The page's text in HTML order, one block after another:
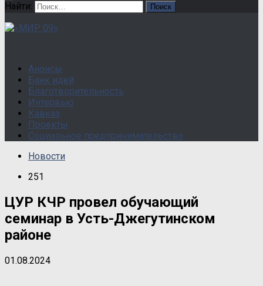
Найти:
Анонсы
Банк идей
Благотворительность
Интервью
Кавказ
Проекты
Социальное предпринимательство
Новости
251
ЦУР КЧР провел обучающий
семинар в Усть-Джегутинском
районе
01.08.2024